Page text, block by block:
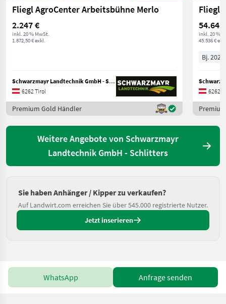
Fliegl AgroCenter Arbeitsbühne Merlo
2.247 €
inkl. 20 % MwSt.
1.872,50 € exkl.
Schwarzmayr Landtechnik GmbH - Schlitters
6262 Tirol
Premium Gold Händler
Fliegl
inkl. 20 %
45.536 €
Bj. 2024
6262
Weitere Angebote von Schwarzmayr
Landtechnik GmbH - Schlitters
Sie haben Anhänger / Kipper zu verkaufen?
Auf Landwirt.com erreichen Sie über 545.000 registrierte Nutzer.
Jetzt inserieren
WhatsApp Anfrage senden